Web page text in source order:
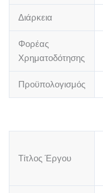
Διάρκεια
Φορέας
Χρηματοδότησης
Προϋπολογισμός
Τίτλος Έργου